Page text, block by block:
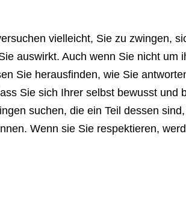
vielleicht, Sie zu zwingen,
auswirkt. Auch wenn Sie nicht um
Sie herausfinden, wie Sie
Sie sich Ihrer selbst bewusst und
suchen, die ein Teil dessen
Wenn sie Sie respektieren,